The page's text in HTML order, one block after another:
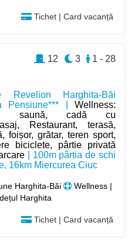
Tichet | Card vacanță
Revelion Harghita-Băi
Pensiune*** | Wellness:
saună, cadă cu
Restaurant, terasă,
foișor, grătar, teren sport,
biciclete, pârtie privată
| 100m pârtia de schi
16km Miercurea Ciuc
Harghita-Băi
Wellness |
Harghita
Tichet | Card vacanță
1 - 28
3
12